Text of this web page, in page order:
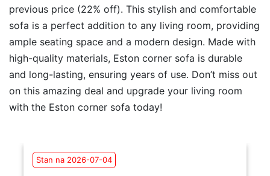
previous price (22% off). This stylish and comfortable
sofa is a perfect addition to any living room, providing
ample seating space and a modern design. Made with
high-quality materials, Eston corner sofa is durable
and long-lasting, ensuring years of use. Don’t miss out
on this amazing deal and upgrade your living room
with the Eston corner sofa today!
Stan na 2026-07-04